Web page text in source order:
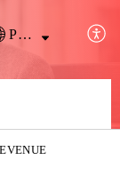
Português